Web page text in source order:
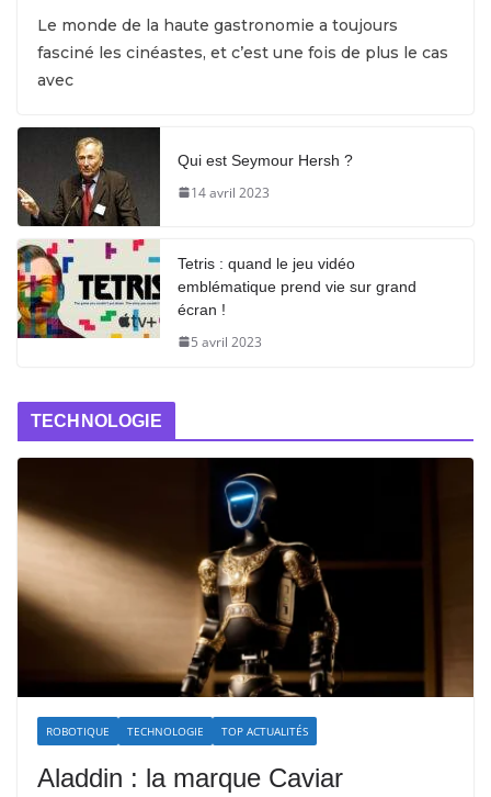
Le monde de la haute gastronomie a toujours
fasciné les cinéastes, et c’est une fois de plus le cas
avec
Qui est Seymour Hersh ?
14 avril 2023
Tetris : quand le jeu vidéo
emblématique prend vie sur grand
écran !
5 avril 2023
TECHNOLOGIE
ROBOTIQUE TECHNOLOGIE TOP ACTUALITÉS
Aladdin : la marque Caviar